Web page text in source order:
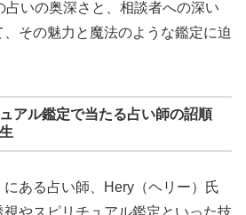
占いの奥深さと、相談者への深い
その魅力と魔法のような鑑定に迫
アル鑑定で当たる占い師の詔順
ある占い師、Hery（ヘリー）氏
やスピリチュアル鑑定といった技